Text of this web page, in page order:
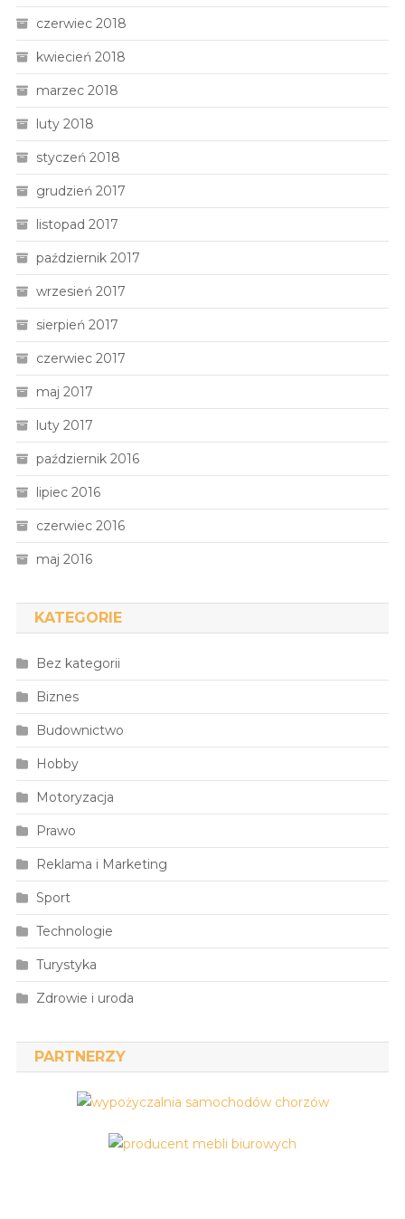
czerwiec 2018
kwiecień 2018
marzec 2018
luty 2018
styczeń 2018
grudzień 2017
listopad 2017
październik 2017
wrzesień 2017
sierpień 2017
czerwiec 2017
maj 2017
luty 2017
październik 2016
lipiec 2016
czerwiec 2016
maj 2016
KATEGORIE
Bez kategorii
Biznes
Budownictwo
Hobby
Motoryzacja
Prawo
Reklama i Marketing
Sport
Technologie
Turystyka
Zdrowie i uroda
PARTNERZY